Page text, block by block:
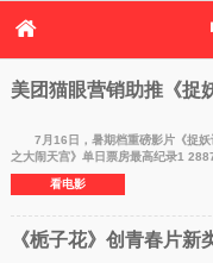
首页 新
热周边
美团猫眼营销助推《捉
7月16日，暑期档重磅影片《捉妖
之大闹天宫》单日票房最高纪录1
《捉妖记》提供全
看电影